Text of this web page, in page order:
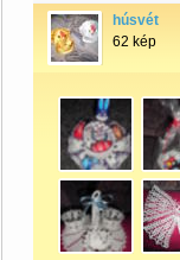
húsvét
62 kép